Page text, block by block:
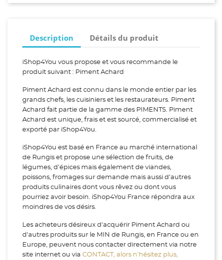
Description Détails du produit
iShop4You vous propose et vous recommande le
produit suivant : Piment Achard
Piment Achard est connu dans le monde entier par les
grands chefs, les cuisiniers et les restaurateurs. Piment
Achard fait partie de la gamme des PIMENTS. Piment
Achard est unique, frais et est sourcé, commercialisé et
exporté par iShop4You.
iShop4You est basé en France au marché international
de Rungis et propose une sélection de fruits, de
légumes, d’épices mais également de viandes,
poissons, fromages sur demande mais aussi d’autres
produits culinaires dont vous rêvez ou dont vous
pourriez avoir besoin. iShop4You France répondra aux
moindres de vos désirs.
Les acheteurs désireux d'acquérir Piment Achard ou
d’autres produits sur le MIN de Rungis, en France ou en
Europe, peuvent nous contacter directement via notre
site internet ou via CONTACT, alors n’hésitez plus,